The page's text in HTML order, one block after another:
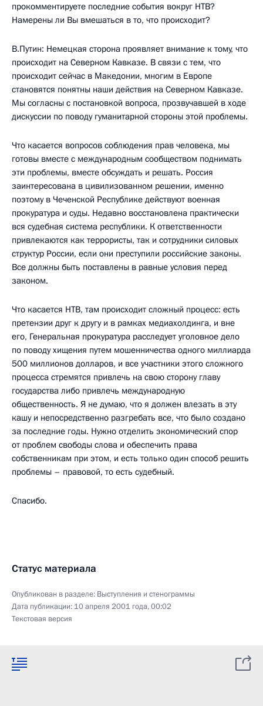
прокомментируете последние события вокруг НТВ?
Намерены ли Вы вмешаться в то, что происходит?
В.Путин: Немецкая сторона проявляет внимание к тому, что
происходит на Северном Кавказе. В связи с тем, что
происходит сейчас в Македонии, многим в Европе
становятся понятны наши действия на Северном Кавказе.
Мы согласны с постановкой вопроса, прозвучавшей в ходе
дискуссии по поводу гуманитарной стороны этой проблемы.
Что касается вопросов соблюдения прав человека, мы
готовы вместе с международным сообществом поднимать
эти проблемы, вместе обсуждать и решать. Россия
заинтересована в цивилизованном решении, именно
поэтому в Чеченской Республике действуют военная
прокуратура и суды. Недавно восстановлена практически
вся судебная система республики. К ответственности
привлекаются как террористы, так и сотрудники силовых
структур России, если они преступили российские законы.
Все должны быть поставлены в равные условия перед
законом.
Что касается НТВ, там происходит сложный процесс: есть
претензии друг к другу и в рамках медиахолдинга, и вне
его, Генеральная прокуратура расследует уголовное дело
по поводу хищения путем мошенничества одного миллиарда
500 миллионов долларов, и все участники этого сложного
процесса стремятся привлечь на свою сторону главу
государства либо привлечь международную
общественность. Я не думаю, что я должен влезать в эту
кашу и непосредственно разгребать все, что было создано
за последние годы. Нужно отделить экономический спор
от проблем свободы слова и обеспечить права
собственникам при этом, и есть только один способ решить
проблемы – правовой, то есть судебный.
Спасибо.
Статус материала
Опубликован в разделе: Выступления и стенограммы
Дата публикации: 10 апреля 2001 года, 00:02
Текстовая версия